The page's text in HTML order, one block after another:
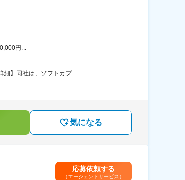
円...
細】同社は、ソフトカプ...
気になる
応募依頼する
（エージェントサービス）